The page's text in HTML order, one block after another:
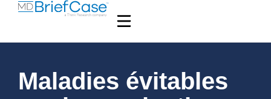
Maladies évitables